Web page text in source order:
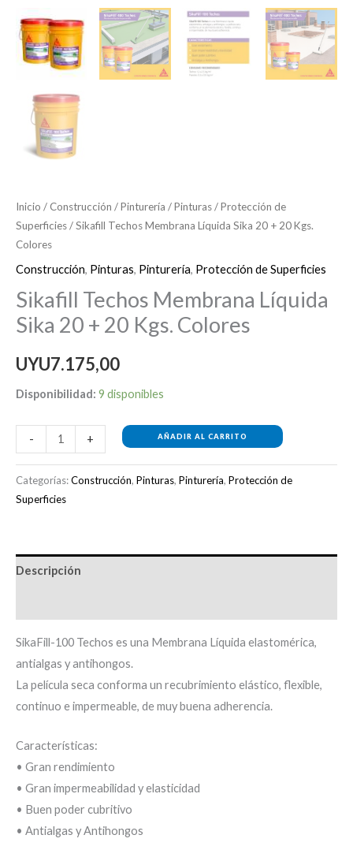
Inicio / Construcción /Pinturería /Pinturas/Protección de
Superficies/ Sikafill Techos Membrana Líquida Sika 20 + 20 Kgs.
Colores
Construcción, Pinturas, Pinturería, Protección de Superficies
Sikafill Techos Membrana Líquida
Sika 20 + 20 Kgs. Colores
UYU7.175,00
Disponibilidad: 9 disponibles
- + AÑADIR AL CARRITO
Categorías:Construcción, Pinturas, Pinturería, Protección de
Superficies
Descripción
SikaFill-100 Techos es una Membrana Líquida elastomérica,
antialgas y antihongos.
La película seca conforma un recubrimiento elástico, flexible,
continuo e impermeable, de muy buena adherencia.
Características:
• Gran rendimiento
• Gran impermeabilidad y elasticidad
• Buen poder cubritivo
• Antialgas y Antihongos